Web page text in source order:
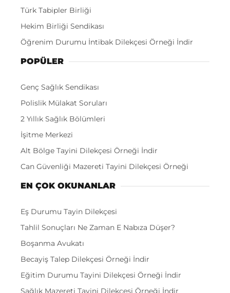
Türk Tabipler Birliği
Hekim Birliği Sendikası
Öğrenim Durumu İntibak Dilekçesi Örneği İndir
POPÜLER
Genç Sağlık Sendikası
Polislik Mülakat Soruları
2 Yıllık Sağlık Bölümleri
İşitme Merkezi
Alt Bölge Tayini Dilekçesi Örneği İndir
Can Güvenliği Mazereti Tayini Dilekçesi Örneği
EN ÇOK OKUNANLAR
Eş Durumu Tayin Dilekçesi
Tahlil Sonuçları Ne Zaman E Nabıza Düşer?
Boşanma Avukatı
Becayiş Talep Dilekçesi Örneği İndir
Eğitim Durumu Tayini Dilekçesi Örneği İndir
Sağlık Mazereti Tayini Dilekçesi Örneği İndir